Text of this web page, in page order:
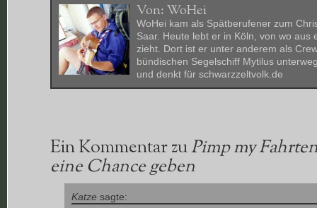
Von:WoHei
WoHei kam als Spätberufener zum
Saar. Heute lebt er in Köln, von wo aus
zieht. Dort ist er unter anderem als
bündischen Segelschiff Mytilus
und denkt für schwarzzeltvolk.de
Ein Kommentar zuPimp my
eine Chance geben
Katze sagte: